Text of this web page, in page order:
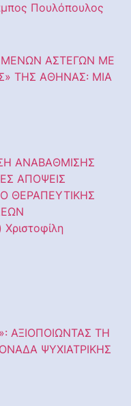
Πουλόπουλος
ΑΣΤΕΓΩΝ ΜΕ
ΤΗΣ ΑΘΗΝΑΣ: ΜΙΑ
ΑΝΑΒΑΘΜΙΣΗΣ
ΑΠΟΨΕΙΣ
ΘΕΡΑΠΕΥΤΙΚΗΣ
ΑΞΙΟΠΟΙΩΝΤΑΣ ΤΗ
ΨΥΧΙΑΤΡΙΚΗΣ